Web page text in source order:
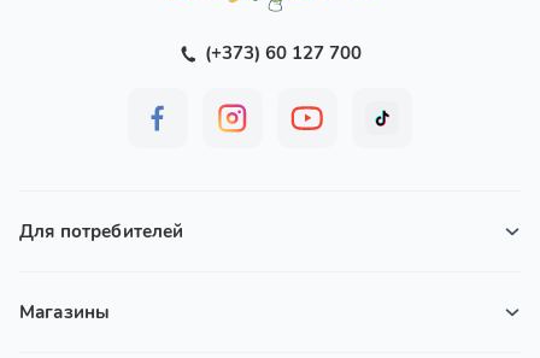
(+373) 60 127 700
Для потребителей
Магазины